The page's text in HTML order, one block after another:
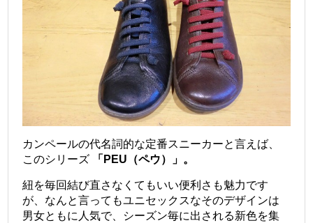
カンペールの代名詞的な定番スニーカーと言えば、
このシリーズ 「PEU（ペウ）」。
紐を毎回結び直さなくてもいい便利さも魅力です
が、なんと言ってもユニセックスなそのデザインは
男女ともに人気で、シーズン毎に出される新色を集